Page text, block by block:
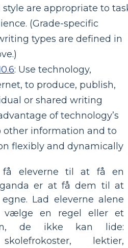
are appropriate to
(Grade-specific
types are defined in
: Use technology,
to produce, publish,
or shared writing
of technology’s
other information and to
flexibly and dynamically
eleverne til at få en
er at få dem til at
Lad eleverne alene
en regel eller et
de ikke kan lide:
lektier,